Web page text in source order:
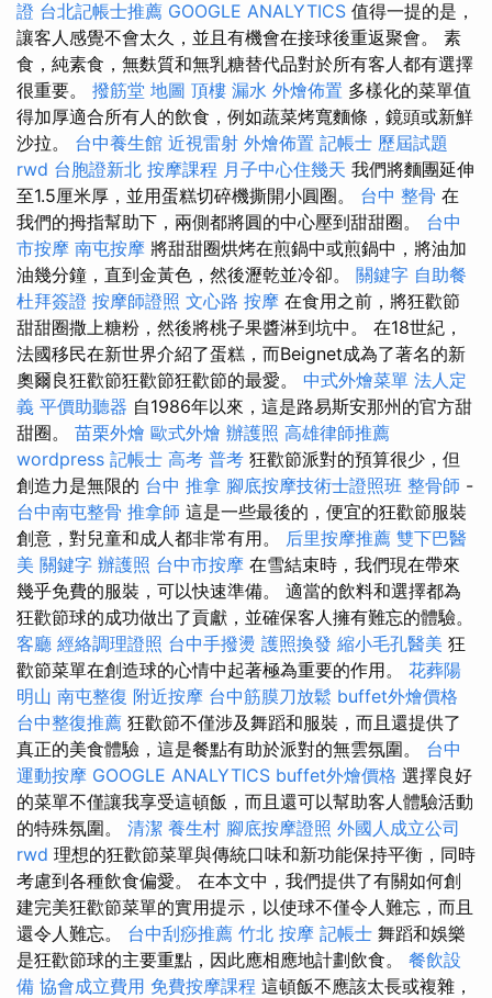
證 台北記帳士推薦 GOOGLE ANALYTICS 值得一提的是，
讓客人感覺不會太久，並且有機會在接球後重返聚會。 素
食，純素食，無麩質和無乳糖替代品對於所有客人都有選擇
很重要。 撥筋堂 地圖 頂樓 漏水 外燴佈置 多樣化的菜單值
得加厚適合所有人的飲食，例如蔬菜烤寬麵條，鏡頭或新鮮
沙拉。 台中養生館 近視雷射 外燴佈置 記帳士 歷屆試題
rwd 台胞證新北 按摩課程 月子中心住幾天 我們將麵團延伸
至1.5厘米厚，並用蛋糕切碎機撕開小圓圈。 台中 整骨 在
我們的拇指幫助下，兩側都將圓的中心壓到甜甜圈。 台中
市按摩 南屯按摩 將甜甜圈烘烤在煎鍋中或煎鍋中，將油加
油幾分鐘，直到金黃色，然後瀝乾並冷卻。 關鍵字 自助餐
杜拜簽證 按摩師證照 文心路 按摩 在食用之前，將狂歡節
甜甜圈撒上糖粉，然後將桃子果醬淋到坑中。 在18世紀，
法國移民在新世界介紹了蛋糕，而Beignet成為了著名的新
奧爾良狂歡節狂歡節狂歡節的最愛。 中式外燴菜單 法人定
義 平價助聽器 自1986年以來，這是路易斯安那州的官方甜
甜圈。 苗栗外燴 歐式外燴 辦護照 高雄律師推薦
wordpress 記帳士 高考 普考 狂歡節派對的預算很少，但
創造力是無限的 台中 推拿 腳底按摩技術士證照班 整骨師 -
台中南屯整骨 推拿師 這是一些最後的，便宜的狂歡節服裝
創意，對兒童和成人都非常有用。 后里按摩推薦 雙下巴醫
美 關鍵字 辦護照 台中市按摩 在雪結束時，我們現在帶來
幾乎免費的服裝，可以快速準備。 適當的飲料和選擇都為
狂歡節球的成功做出了貢獻，並確保客人擁有難忘的體驗。
客廳 經絡調理證照 台中手撥燙 護照換發 縮小毛孔醫美 狂
歡節菜單在創造球的心情中起著極為重要的作用。 花葬陽
明山 南屯整復 附近按摩 台中筋膜刀放鬆 buffet外燴價格
台中整復推薦 狂歡節不僅涉及舞蹈和服裝，而且還提供了
真正的美食體驗，這是餐點有助於派對的無雲氛圍。 台中
運動按摩 GOOGLE ANALYTICS buffet外燴價格 選擇良好
的菜單不僅讓我享受這頓飯，而且還可以幫助客人體驗活動
的特殊氛圍。 清潔 養生村 腳底按摩證照 外國人成立公司
rwd 理想的狂歡節菜單與傳統口味和新功能保持平衡，同時
考慮到各種飲食偏愛。 在本文中，我們提供了有關如何創
建完美狂歡節菜單的實用提示，以使球不僅令人難忘，而且
還令人難忘。 台中刮痧推薦 竹北 按摩 記帳士 舞蹈和娛樂
是狂歡節球的主要重點，因此應相應地計劃飲食。 餐飲設
備 協會成立費用 免費按摩課程 這頓飯不應該太長或複雜，